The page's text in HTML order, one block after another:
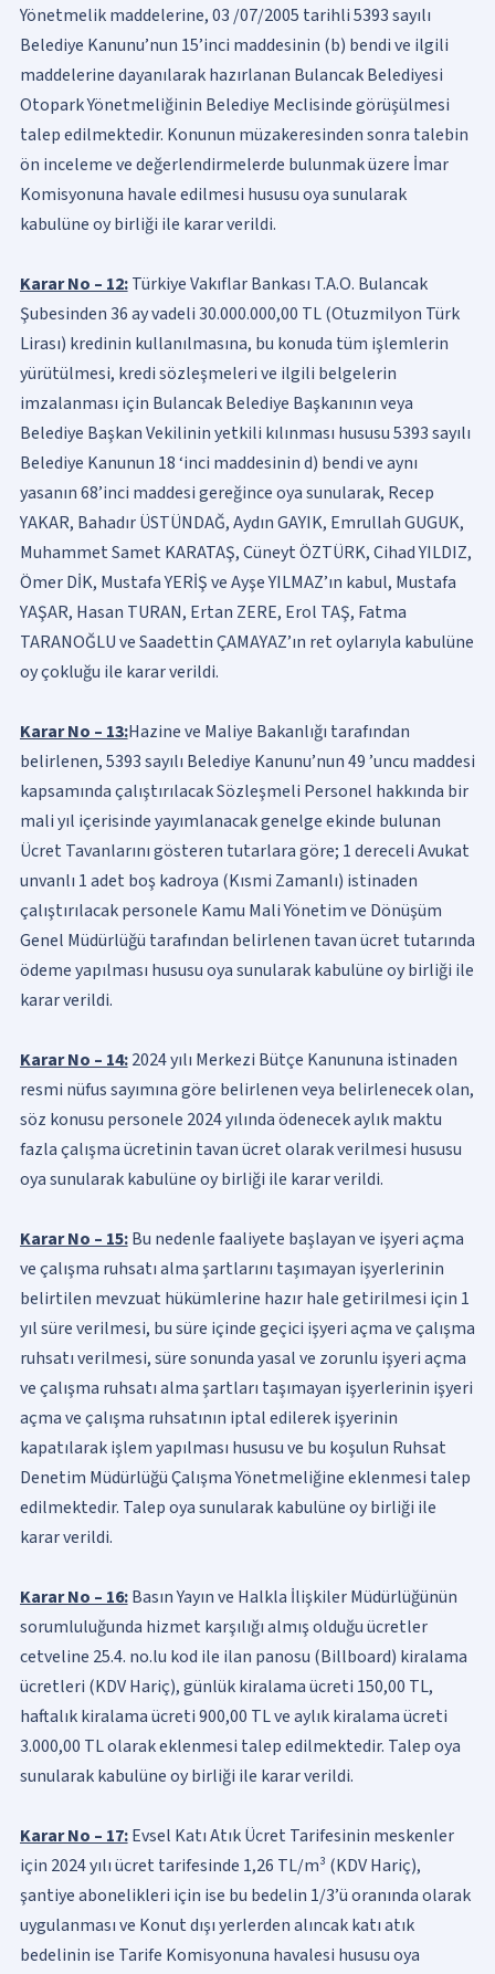
Yönetmelik maddelerine, 03 /07/2005 tarihli 5393 sayılı
Belediye Kanunu’nun 15’inci maddesinin (b) bendi ve ilgili
maddelerine dayanılarak hazırlanan Bulancak Belediyesi
Otopark Yönetmeliğinin Belediye Meclisinde görüşülmesi
talep edilmektedir. Konunun müzakeresinden sonra talebin
ön inceleme ve değerlendirmelerde bulunmak üzere İmar
Komisyonuna havale edilmesi hususu oya sunularak
kabulüne oy birliği ile karar verildi.
Karar No – 12:Türkiye Vakıflar Bankası T.A.O. Bulancak
Şubesinden 36 ay vadeli 30.000.000,00 TL (Otuzmilyon Türk
Lirası) kredinin kullanılmasına, bu konuda tüm işlemlerin
yürütülmesi, kredi sözleşmeleri ve ilgili belgelerin
imzalanması için Bulancak Belediye Başkanının veya
Belediye Başkan Vekilinin yetkili kılınması hususu 5393 sayılı
Belediye Kanunun 18 ‘inci maddesinin d) bendi ve aynı
yasanın 68’inci maddesi gereğince oya sunularak, Recep
YAKAR, Bahadır ÜSTÜNDAĞ, Aydın GAYIK, Emrullah GUGUK,
Muhammet Samet KARATAŞ, Cüneyt ÖZTÜRK, Cihad YILDIZ,
Ömer DİK, Mustafa YERİŞ ve Ayşe YILMAZ’ın kabul, Mustafa
YAŞAR, Hasan TURAN, Ertan ZERE, Erol TAŞ, Fatma
TARANOĞLU ve Saadettin ÇAMAYAZ’ın ret oylarıyla kabulüne
oy çokluğu ile karar verildi.
Karar No – 13:Hazine ve Maliye Bakanlığı tarafından
belirlenen, 5393 sayılı Belediye Kanunu’nun 49 ’uncu maddesi
kapsamında çalıştırılacak Sözleşmeli Personel hakkında bir
mali yıl içerisinde yayımlanacak genelge ekinde bulunan
Ücret Tavanlarını gösteren tutarlara göre; 1 dereceli Avukat
unvanlı 1 adet boş kadroya (Kısmi Zamanlı) istinaden
çalıştırılacak personele Kamu Mali Yönetim ve Dönüşüm
Genel Müdürlüğü tarafından belirlenen tavan ücret tutarında
ödeme yapılması hususu oya sunularak kabulüne oy birliği ile
karar verildi.
Karar No – 14:2024 yılı Merkezi Bütçe Kanununa istinaden
resmi nüfus sayımına göre belirlenen veya belirlenecek olan,
söz konusu personele 2024 yılında ödenecek aylık maktu
fazla çalışma ücretinin tavan ücret olarak verilmesi hususu
oya sunularak kabulüne oy birliği ile karar verildi.
Karar No – 15:Bu nedenle faaliyete başlayan ve işyeri açma
ve çalışma ruhsatı alma şartlarını taşımayan işyerlerinin
belirtilen mevzuat hükümlerine hazır hale getirilmesi için 1
yıl süre verilmesi, bu süre içinde geçici işyeri açma ve çalışma
ruhsatı verilmesi, süre sonunda yasal ve zorunlu işyeri açma
ve çalışma ruhsatı alma şartları taşımayan işyerlerinin işyeri
açma ve çalışma ruhsatının iptal edilerek işyerinin
kapatılarak işlem yapılması hususu ve bu koşulun Ruhsat
Denetim Müdürlüğü Çalışma Yönetmeliğine eklenmesi talep
edilmektedir. Talep oya sunularak kabulüne oy birliği ile
karar verildi.
Karar No – 16:Basın Yayın ve Halkla İlişkiler Müdürlüğünün
sorumluluğunda hizmet karşılığı almış olduğu ücretler
cetveline 25.4. no.lu kod ile ilan panosu (Billboard) kiralama
ücretleri (KDV Hariç), günlük kiralama ücreti 150,00 TL,
haftalık kiralama ücreti 900,00 TL ve aylık kiralama ücreti
3.000,00 TL olarak eklenmesi talep edilmektedir. Talep oya
sunularak kabulüne oy birliği ile karar verildi.
Karar No – 17:Evsel Katı Atık Ücret Tarifesinin meskenler
için 2024 yılı ücret tarifesinde 1,26 TL/m³ (KDV Hariç),
şantiye abonelikleri için ise bu bedelin 1/3’ü oranında olarak
uygulanması ve Konut dışı yerlerden alıncak katı atık
bedelinin ise Tarife Komisyonuna havalesi hususu oya